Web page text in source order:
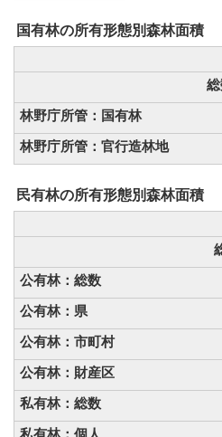
国有林の所有形態別森林面積
林野庁所管：国有林
林野庁所管：官行造林地
民有林の所有形態別森林面積
公有林：総数
公有林：県
公有林：市町村
公有林：財産区
私有林：総数
私有林：個人